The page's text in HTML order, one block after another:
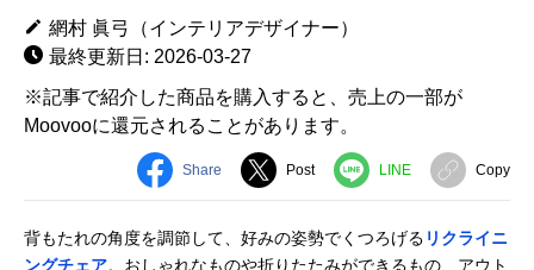
網村 眞弓（インテリアデザイナー）
最終更新日: 2026-03-27
※記事で紹介した商品を購入すると、売上の一部が
Moovooに還元されることがあります。
Share Post LINE Copy
背もたれの角度を調節して、好みの姿勢でくつろげる リクライニ
ングチェア。おしゃれなものや折りたたみができるもの、アウト